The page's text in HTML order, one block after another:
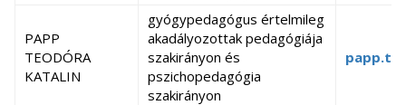
PAPP
TEODÓRA
KATALIN
gyógypedagógus értelmileg
akadályozottak pedagógiája
szakirányon és
pszichopedagógia
szakirányon